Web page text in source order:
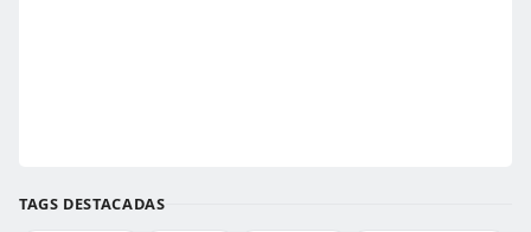
TAGS DESTACADAS